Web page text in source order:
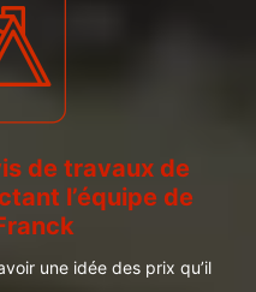
de travaux de
l’équipe de
une idée des prix qu’il